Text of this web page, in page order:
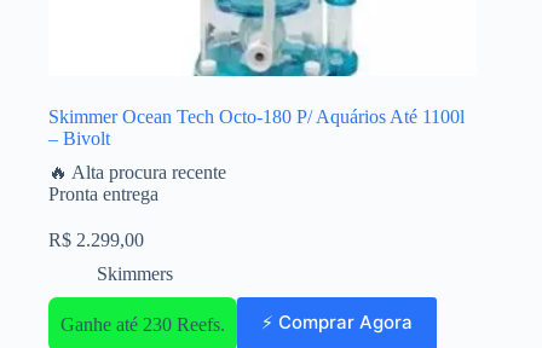
Skimmer Ocean Tech Octo-180 P/ Aquários Até 1100l
– Bivolt
🔥 Alta procura recente
Pronta entrega
R$ 2.299,00
Skimmers
Ganhe até 230 Reefs. ⚡ Comprar Agora